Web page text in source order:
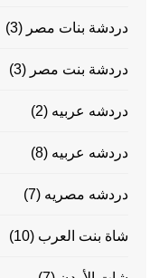
دردشة بنات مصر (3)
دردشة بنت مصر (3)
دردشه عربيه (2)
دردشه عربيه (8)
دردشه مصريه (7)
شاة بنت العرب (10)